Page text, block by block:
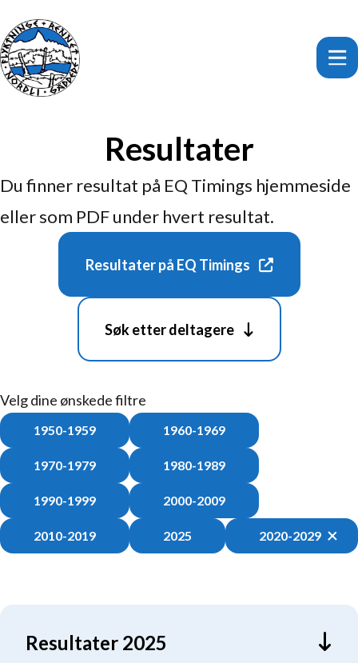
Resultater
Du finner resultat på EQ Timings hjemmeside
eller som PDF under hvert resultat.
Resultater på EQ Timings
Søk etter deltagere
Velg dine ønskede filtre
1950-1959 1960-1969
1970-1979 1980-1989
1990-1999 2000-2009
2010-2019 2025 2020-2029
Resultater 2025